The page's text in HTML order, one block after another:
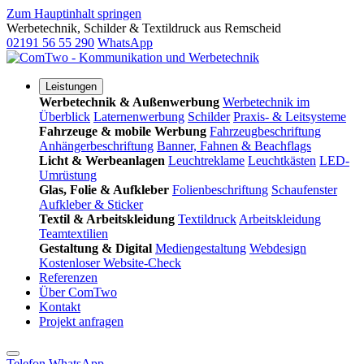
Zum Hauptinhalt springen
Werbetechnik, Schilder & Textildruck aus Remscheid
02191 56 55 290 WhatsApp
Leistungen
Werbetechnik & Außenwerbung Werbetechnik im
Überblick Laternenwerbung Schilder Praxis- & Leitsysteme
Fahrzeuge & mobile Werbung Fahrzeugbeschriftung
Anhängerbeschriftung Banner, Fahnen & Beachflags
Licht & Werbeanlagen Leuchtreklame Leuchtkästen LED-
Umrüstung
Glas, Folie & Aufkleber Folienbeschriftung Schaufenster
Aufkleber & Sticker
Textil & Arbeitskleidung Textildruck Arbeitskleidung
Teamtextilien
Gestaltung & Digital Mediengestaltung Webdesign
Kostenloser Website-Check
Referenzen
Über ComTwo
Kontakt
Projekt anfragen